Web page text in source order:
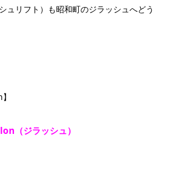
ュリフト）も昭和町のジラッシュへどう
（ジラッシュ）